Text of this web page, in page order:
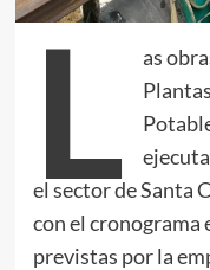
L
as
el sector de Santa
con el cronograma
previstas por la